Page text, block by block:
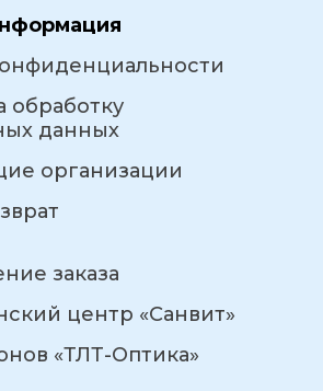
обработку
данных
организации
заказа
центр «Санвит»
«ТЛТ-Оптика»